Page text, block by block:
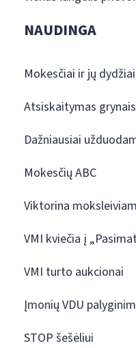
NAUDINGA
Mokesčiai ir jų dydžiai
Atsiskaitymas
Dažniausiai
Mokesčių ABC
Viktorina
VMI kviečia į
VMI turto aukcionai
Įmonių VDU
STOP šešėliui